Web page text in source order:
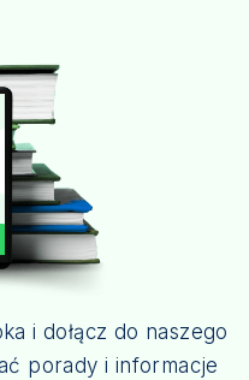
i dołącz do naszego
porady i informacje